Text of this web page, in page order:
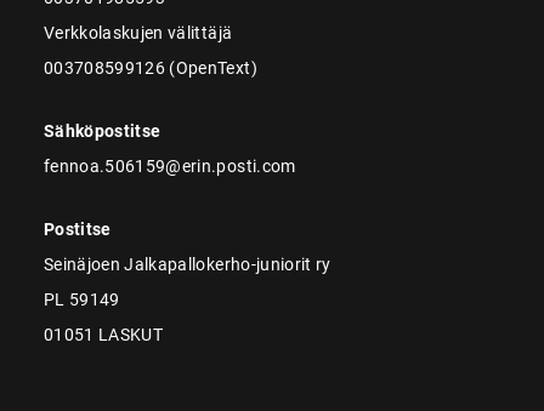
Verkkolaskujen välittäjä
003708599126 (OpenText)
Sähköpostitse
fennoa.506159@erin.posti.com
Postitse
Seinäjoen Jalkapallokerho-juniorit ry
PL 59149
01051 LASKUT